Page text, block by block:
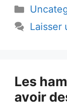
Laisser
Les
avoir